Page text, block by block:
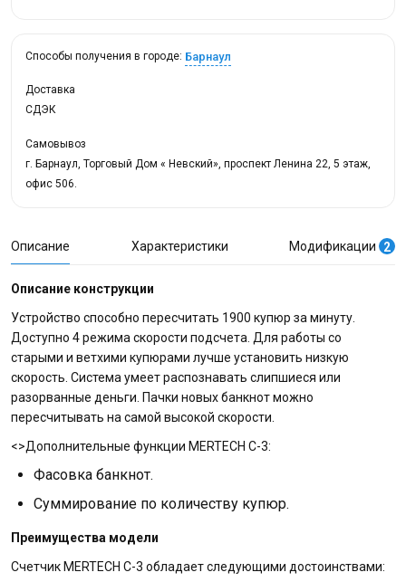
Способы получения в городе: Барнаул
Доставка
СДЭК
Самовывоз
г. Барнаул, Торговый Дом « Невский», проспект Ленина 22, 5 этаж,
офис 506.
Описание Характеристики Модификации 2
Описание конструкции
Устройство способно пересчитать 1900 купюр за минуту.
Доступно 4 режима скорости подсчета. Для работы со
старыми и ветхими купюрами лучше установить низкую
скорость. Система умеет распознавать слипшиеся или
разорванные деньги. Пачки новых банкнот можно
пересчитывать на самой высокой скорости.
<>Дополнительные функции MERTECH С-3:
Фасовка банкнот.
Суммирование по количеству купюр.
Преимущества модели
Счетчик MERTECH С-3 обладает следующими достоинствами: